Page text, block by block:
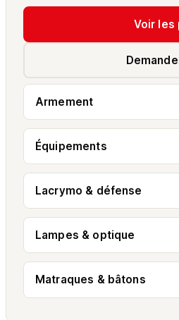
Voir les
Armement
Équipements
Lacrymo & défense
Lampes & optique
Matraques & bâtons